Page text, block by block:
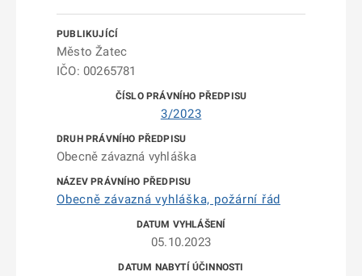
Město Žatec
IČO: 00265781
3/2023
Obecně závazná vyhláška
Obecně závazná vyhláška, požární řád
05.10.2023